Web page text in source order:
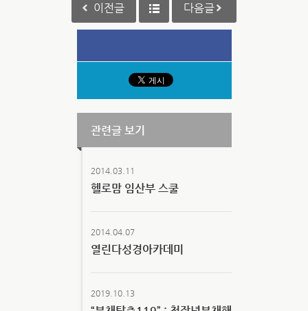
이전글 다음글
관련글 보기
2014.03.11
헬로맘 임산부 스쿨
2014.04.07
열린다성경아카데미
2019.10.13